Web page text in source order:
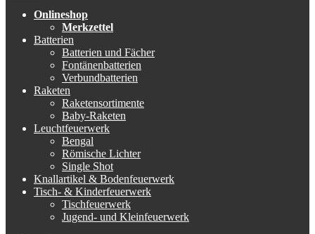
Onlineshop
Merkzettel
Batterien
Batterien und Fächer
Fontänenbatterien
Verbundbatterien
Raketen
Raketensortimente
Baby-Raketen
Leuchtfeuerwerk
Bengal
Römische Lichter
Single Shot
Knallartikel & Bodenfeuerwerk
Tisch- & Kinderfeuerwerk
Tischfeuerwerk
Jugend- und Kleinfeuerwerk